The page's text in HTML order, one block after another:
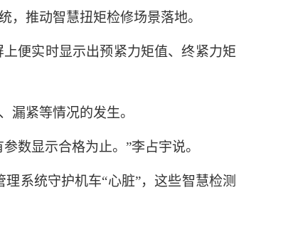
推动智慧扭矩检修场景落地。
便实时显示出预紧力矩值、终紧力矩
紧等情况的发生。
显示合格为止。”李占宇说。
系统守护机车“心脏”，这些智慧检测